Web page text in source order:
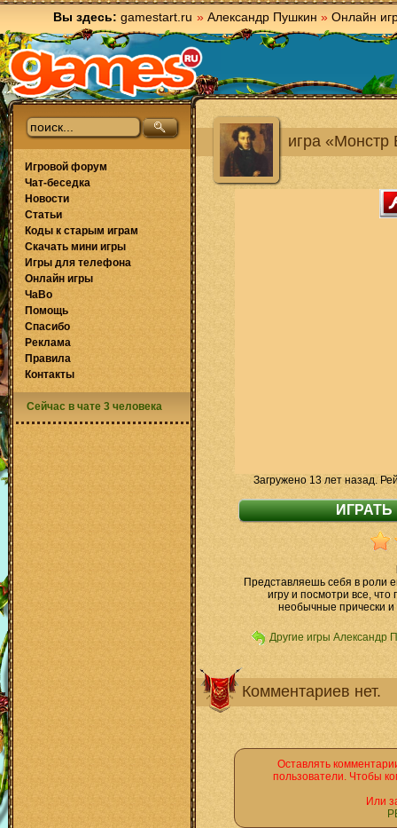
Вы здесь: gamestart.ru » Александр Пушкин » Онлайн
игра «Монстр
Загружено 13 лет назад.
Представляешь себя в роли
игру и посмотри все, что
необычные прически
Другие игры Александр
Комментариев нет.
Оставлять
пользователи. Чтобы
Или
Игровой форум
Чат-беседка
Новости
Статьи
Коды к старым играм
Скачать мини игры
Игры для телефона
Онлайн игры
ЧаВо
Помощь
Спасибо
Реклама
Правила
Контакты
Сейчас в чате 3 человека